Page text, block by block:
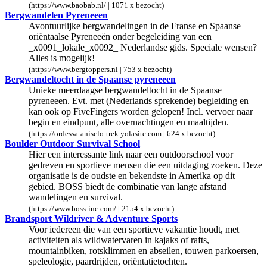
(https://www.baobab.nl/ | 1071 x bezocht)
Bergwandelen Pyreneeen
Avontuurlijke bergwandelingen in de Franse en Spaanse
oriëntaalse Pyreneeën onder begeleiding van een
_x0091_lokale_x0092_ Nederlandse gids. Speciale wensen?
Alles is mogelijk!
(https://www.bergtoppers.nl | 753 x bezocht)
Bergwandeltocht in de Spaanse pyreneeen
Unieke meerdaagse bergwandeltocht in de Spaanse
pyreneeen. Evt. met (Nederlands sprekende) begleiding en
kan ook op FiveFingers worden gelopen! Incl. vervoer naar
begin en eindpunt, alle overnachtingen en maaltijden.
(https://ordessa-anisclo-trek.yolasite.com | 624 x bezocht)
Boulder Outdoor Survival School
Hier een interessante link naar een outdoorschool voor
gedreven en sportieve mensen die een uitdaging zoeken. Deze
organisatie is de oudste en bekendste in Amerika op dit
gebied. BOSS biedt de combinatie van lange afstand
wandelingen en survival.
(https://www.boss-inc.com/ | 2154 x bezocht)
Brandsport Wildriver & Adventure Sports
Voor iedereen die van een sportieve vakantie houdt, met
activiteiten als wildwatervaren in kajaks of rafts,
mountainbiken, rotsklimmen en abseilen, touwen parkoersen,
speleologie, paardrijden, oriëntatietochten.